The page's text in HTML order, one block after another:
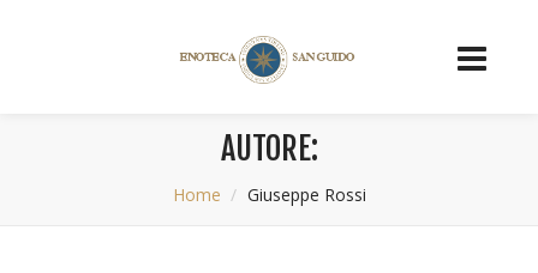
AUTORE:
Home Giuseppe Rossi